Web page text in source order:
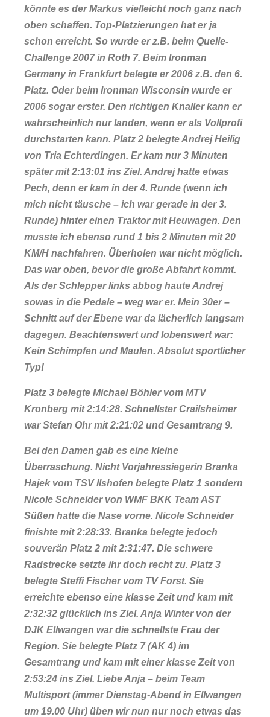
könnte es der Markus vielleicht noch ganz nach
oben schaffen. Top-Platzierungen hat er ja
schon erreicht. So wurde er z.B. beim Quelle-
Challenge 2007 in Roth 7. Beim Ironman
Germany in Frankfurt belegte er 2006 z.B. den 6.
Platz. Oder beim Ironman Wisconsin wurde er
2006 sogar erster. Den richtigen Knaller kann er
wahrscheinlich nur landen, wenn er als Vollprofi
durchstarten kann. Platz 2 belegte Andrej Heilig
von Tria Echterdingen. Er kam nur 3 Minuten
später mit 2:13:01 ins Ziel. Andrej hatte etwas
Pech, denn er kam in der 4. Runde (wenn ich
mich nicht täusche – ich war gerade in der 3.
Runde) hinter einen Traktor mit Heuwagen. Den
musste ich ebenso rund 1 bis 2 Minuten mit 20
KM/H nachfahren. Überholen war nicht möglich.
Das war oben, bevor die große Abfahrt kommt.
Als der Schlepper links abbog haute Andrej
sowas in die Pedale – weg war er. Mein 30er –
Schnitt auf der Ebene war da lächerlich langsam
dagegen. Beachtenswert und lobenswert war:
Kein Schimpfen und Maulen. Absolut sportlicher
Typ!
Platz 3 belegte Michael Böhler vom MTV
Kronberg mit 2:14:28. Schnellster Crailsheimer
war Stefan Ohr mit 2:21:02 und Gesamtrang 9.
Bei den Damen gab es eine kleine
Überraschung. Nicht Vorjahressiegerin Branka
Hajek vom TSV Ilshofen belegte Platz 1 sondern
Nicole Schneider von WMF BKK Team AST
Süßen hatte die Nase vorne. Nicole Schneider
finishte mit 2:28:33. Branka belegte jedoch
souverän Platz 2 mit 2:31:47. Die schwere
Radstrecke setzte ihr doch recht zu. Platz 3
belegte Steffi Fischer vom TV Forst. Sie
erreichte ebenso eine klasse Zeit und kam mit
2:32:32 glücklich ins Ziel. Anja Winter von der
DJK Ellwangen war die schnellste Frau der
Region. Sie belegte Platz 7 (AK 4) im
Gesamtrang und kam mit einer klasse Zeit von
2:53:24 ins Ziel. Liebe Anja – beim Team
Multisport (immer Dienstag-Abend in Ellwangen
um 19.00 Uhr) üben wir nun nur noch etwas das